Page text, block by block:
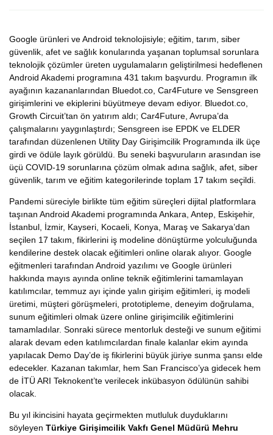
Google ürünleri ve Android teknolojisiyle; eğitim, tarım, siber
güvenlik, afet ve sağlık konularında yaşanan toplumsal sorunlara
teknolojik çözümler üreten uygulamaların geliştirilmesi hedeflenen
Android Akademi programına 431 takım başvurdu. Programın ilk
ayağının kazananlarından Bluedot.co, Car4Future ve Sensgreen
girişimlerini ve ekiplerini büyütmeye devam ediyor. Bluedot.co,
Growth Circuit’tan ön yatırım aldı; Car4Future, Avrupa’da
çalışmalarını yaygınlaştırdı; Sensgreen ise EPDK ve ELDER
tarafından düzenlenen Utility Day Girişimcilik Programında ilk üçe
girdi ve ödüle layık görüldü. Bu seneki başvuruların arasından ise
üçü COVID-19 sorunlarına çözüm olmak adına sağlık, afet, siber
güvenlik, tarım ve eğitim kategorilerinde toplam 17 takım seçildi.
Pandemi süreciyle birlikte tüm eğitim süreçleri dijital platformlara
taşınan Android Akademi programında Ankara, Antep, Eskişehir,
İstanbul, İzmir, Kayseri, Kocaeli, Konya, Maraş ve Sakarya’dan
seçilen 17 takım, fikirlerini iş modeline dönüştürme yolculuğunda
kendilerine destek olacak eğitimleri online olarak alıyor. Google
eğitmenleri tarafından Android yazılımı ve Google ürünleri
hakkında mayıs ayında online teknik eğitimlerini tamamlayan
katılımcılar, temmuz ayı içinde yalın girişim eğitimleri, iş modeli
üretimi, müşteri görüşmeleri, prototipleme, deneyim doğrulama,
sunum eğitimleri olmak üzere online girişimcilik eğitimlerini
tamamladılar. Sonraki sürece mentorluk desteği ve sunum eğitimi
alarak devam eden katılımcılardan finale kalanlar ekim ayında
yapılacak Demo Day’de iş fikirlerini büyük jüriye sunma şansı elde
edecekler. Kazanan takımlar, hem San Francisco’ya gidecek hem
de İTÜ ARI Teknokent’te verilecek inkübasyon ödülünün sahibi
olacak.
Bu yıl ikincisini hayata geçirmekten mutluluk duyduklarını
söyleyen Türkiye Girişimcilik Vakfı Genel Müdürü Mehru